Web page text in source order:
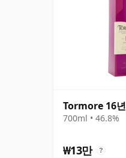
Tormore 16
700ml • 46.8%
₩13만 ?